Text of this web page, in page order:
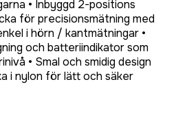
• Inbyggd 2-positions
för precisionsmätning med
i hörn / kantmätningar •
och batteriindikator som
• Smal och smidig design
i nylon för lätt och säker